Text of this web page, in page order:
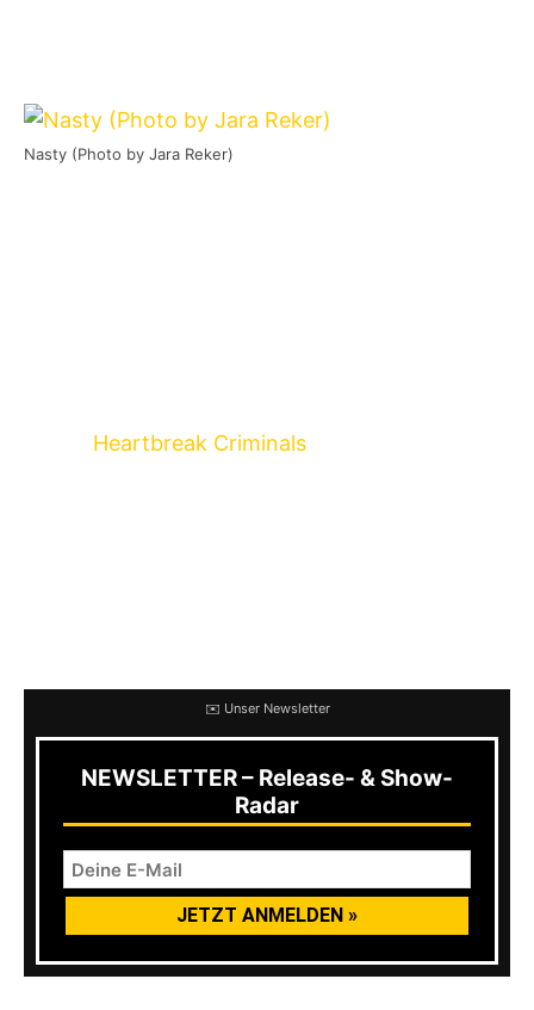
Nasty (Photo by Jara Reker)
Heartbreak Criminals
✉️ Unser Newsletter
NEWSLETTER – Release- & Show-
Radar